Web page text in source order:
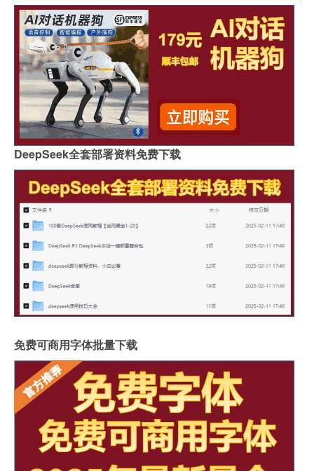
DeepSeek全套部署资料免费下载
免费可商用字体批量下载